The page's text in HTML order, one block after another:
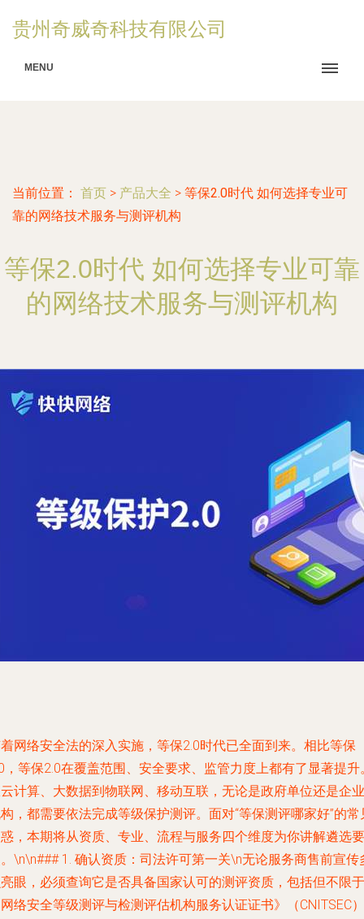
贵州奇威奇科技有限公司
MENU
当前位置： 首页 > 产品大全 > 等保2.0时代 如何选择专业可
靠的网络技术服务与测评机构
等保2.0时代 如何选择专业可靠
的网络技术服务与测评机构
网络安全法的深入实施，等保2.0时代已全面到来。相比等保
，等保2.0在覆盖范围、安全要求、监管力度上都有了显著提升
计算、大数据到物联网、移动互联，无论是政府单位还是企业
，都需要依法完成等级保护测评。面对“等保测评哪家好”的常
，本期将从资质、专业、流程与服务四个维度为你讲解遴选要
\n\n### 1. 确认资质：司法许可第一关\n无论服务商售前宣传
眼，必须查询它是否具备国家认可的测评资质，包括但不限于
络安全等级测评与检测评估机构服务认证证书》（CNITSEC）